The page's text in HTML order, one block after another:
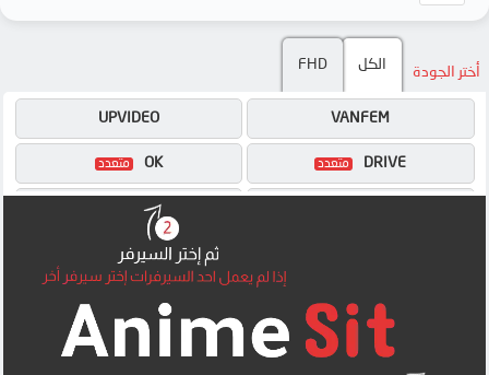
أختر الجودة الكل FHD
OK
VANFEM
DRIVE
UPVIDEO
MP4UPLOAD